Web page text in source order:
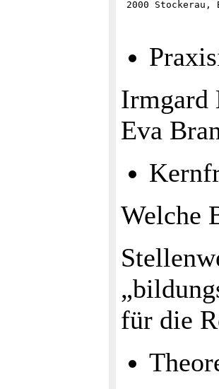
Irmgard
Eva
Welche
für die